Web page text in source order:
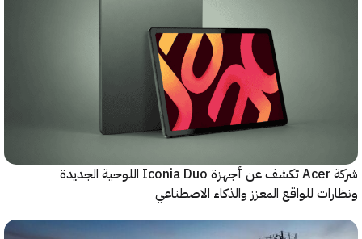
شركة Acer تكشف عن أجهزة Iconia Duo اللوحية الجديدة
للواقع المعزز والذكاء الاصطناعي